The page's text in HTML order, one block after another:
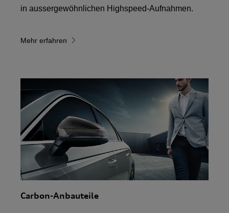
in aussergewöhnlichen Highspeed-Aufnahmen.
Mehr erfahren
Carbon-Anbauteile